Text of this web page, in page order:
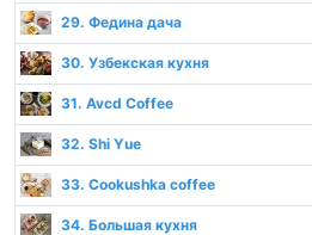
29. Федина дача
30. Узбекская кухня
31. Avcd Coffee
32. Shi Yue
33. Cookushka coffee
34. Большая кухня